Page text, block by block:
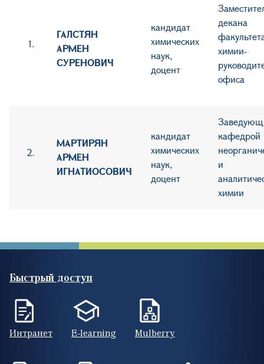
ГАЛСТЯН
АРМЕН
СУРЕНОВИЧ
кандидат
химических
наук,
доцент
декана
химии-
офиса
МАРТИРЯН
АРМЕН
ИГНАТИОСОВИЧ
кандидат
химических
наук,
доцент
кафедрой
и
химии
Быстрый доступ
Интранет E-learning Mulberry